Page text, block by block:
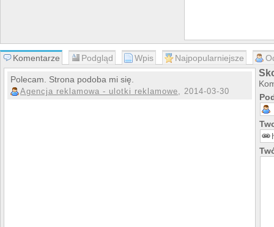
Komentarze Podgląd Wpis Najpopularniejsze
Polecam. Strona podoba mi się.
Agencja reklamowa - ulotki reklamowe, 2014-03-30